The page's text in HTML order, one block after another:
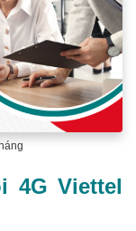
4G Viettel